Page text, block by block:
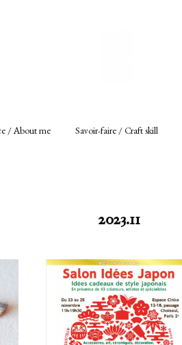
/ About me Savoir-faire / Craft skill
2023.11